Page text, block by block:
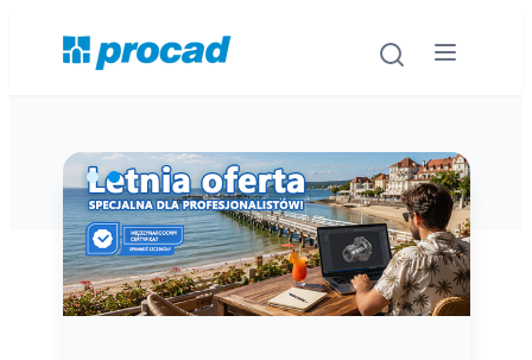
Oprogramowanie
Szkolenia